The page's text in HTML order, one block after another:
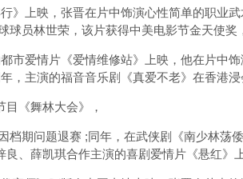
上映，张晋在片中饰演心性简单的职业
员林世荣，该片获得中美电影节金天使奖
爱情片《爱情维修站》上映，他在片中
，主演的福音音乐剧《真爱不老》在香港浸
《舞林大会》，
期问题退赛 ;同年，在武侠剧《南少林荡
、薛凯琪合作主演的喜剧爱情片《悬红》